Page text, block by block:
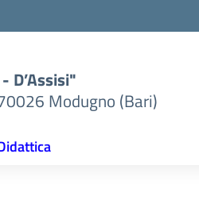
D’Assisi"
Modugno (Bari)